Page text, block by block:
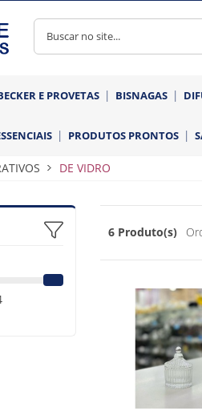
E PROVETAS BISNAGAS
PRODUTOS PRONTOS
DE VIDRO
6 Produto(s)